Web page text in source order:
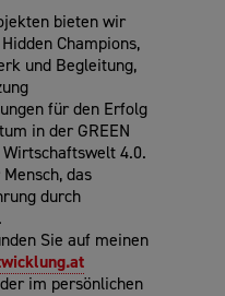
bieten wir
Champions,
und Begleitung,
für den Erfolg
in der GREEN
4.0.
das
durch
Sie auf meinen
im persönlichen